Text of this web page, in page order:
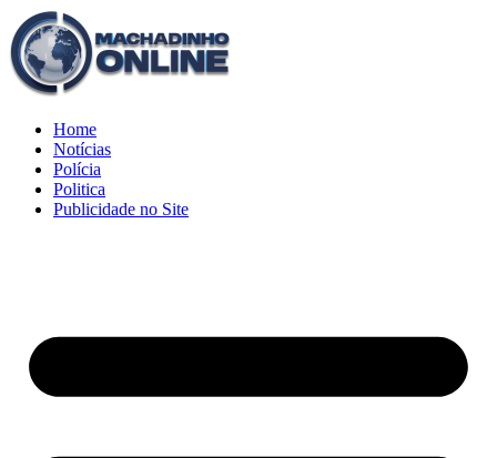
Home
Notícias
Polícia
Politica
Publicidade no Site